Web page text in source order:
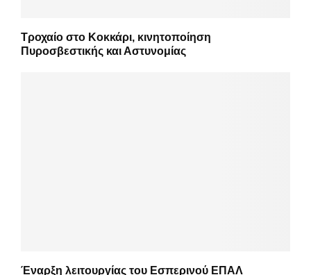
Τροχαίο στο Κοκκάρι, κινητοποίηση
Πυροσβεστικής και Αστυνομίας
Έναρξη λειτουργίας του Εσπερινού ΕΠΑΛ